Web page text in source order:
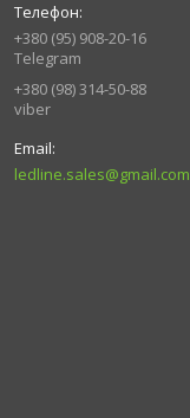
+380 (95) 908-20-16
Telegram
+380 (98) 314-50-88
viber
ledline.sales@gmail.com